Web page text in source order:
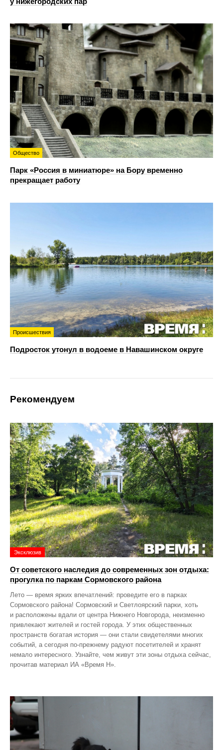
Общество
Парк «Россия в миниатюре» на Бору временно
прекращает работу
Происшествия
Подросток утонул в водоеме в Навашинском округе
Рекомендуем
Эксклюзив
От советского наследия до современных зон отдыха:
прогулка по паркам Сормовского района
Лето — время ярких впечатлений: проведите его в парках
Сормовского района! Сормовский и Светлоярский парки, хоть
и расположены вдали от центра Нижнего Новгорода, неизменно
привлекают жителей и гостей города. У этих общественных
пространств богатая история — они стали свидетелями многих
событий, а сегодня по‑прежнему радуют посетителей и хранят
немало интересного. Узнайте, чем живут эти зоны отдыха сейчас,
прочитав материал ИА «Время Н».